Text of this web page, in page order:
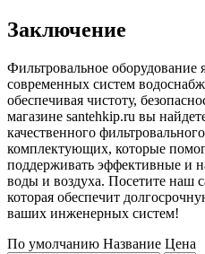
Заключение
Фильтровальное оборудование
современных систем
обеспечивая чистоту,
магазине santehkip.ru вы
качественного
комплектующих, которые
поддерживать эффективные и
воды и воздуха. Посетите наш
которая обеспечит
ваших инженерных систем!
По умолчанию Название Цена